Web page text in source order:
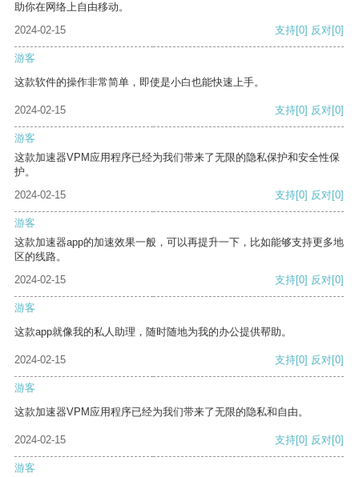
助你在网络上自由移动。
2024-02-15
支持[0] 反对[0]
游客
这款软件的操作非常简单，即使是小白也能快速上手。
2024-02-15 支持[0] 反对[0]
游客
这款加速器VPM应用程序已经为我们带来了无限的隐私保护和安全性保
护。
2024-02-15
支持[0] 反对[0]
游客
这款加速器app的加速效果一般，可以再提升一下，比如能够支持更多地
区的线路。
2024-02-15
支持[0] 反对[0]
游客
这款app就像我的私人助理，随时随地为我的办公提供帮助。
2024-02-15 支持[0] 反对[0]
游客
这款加速器VPM应用程序已经为我们带来了无限的隐私和自由。
2024-02-15 支持[0] 反对[0]
游客